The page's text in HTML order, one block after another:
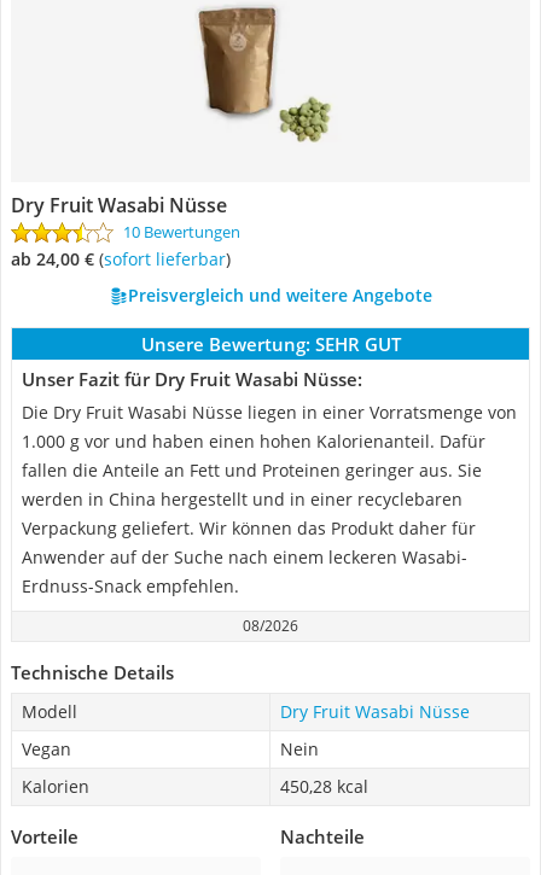
Dry Fruit Wasabi Nüsse
10 Bewertungen
ab 24,00 € ( Sofort lieferbar)
Preisvergleich und weitere Angebote
Unsere Bewertung: SEHR GUT
Unser Fazit für Dry Fruit Wasabi Nüsse:
Die Dry Fruit Wasabi Nüsse liegen in einer Vorratsmenge von
1.000 g vor und haben einen hohen Kalorienanteil. Dafür
fallen die Anteile an Fett und Proteinen geringer aus. Sie
werden in China hergestellt und in einer recyclebaren
Verpackung geliefert. Wir können das Produkt daher für
Anwender auf der Suche nach einem leckeren Wasabi-
Erdnuss-Snack empfehlen.
08/2026
Technische Details
Modell
Dry Fruit Wasabi Nüsse
Vegan
Nein
Kalorien
‎450,28 kcal
Vorteile Nachteile